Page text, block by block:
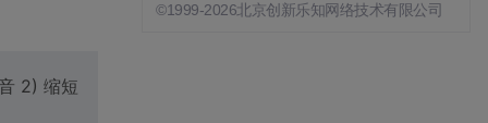
2) 缩短
©1999-2026北京创新乐知网络技术有限公司